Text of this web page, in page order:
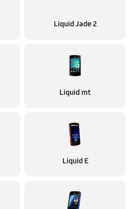
Liquid Jade 2
Liquid mt
Liquid E